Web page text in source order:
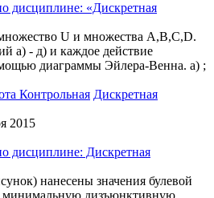
дисциплине: «Дискретная
U и множества A,B,C,D.
a) - д) и каждое действие
диаграммы Эйлера-Венна. а) ;
Контрольная Дискретная
2015
дисциплине: Дискретная
нанесены значения булевой